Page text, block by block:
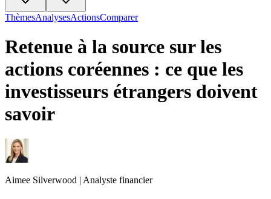
ThèmesAnalysesActionsComparer
Retenue à la source sur les
actions coréennes : ce que les
investisseurs étrangers doivent
savoir
Aimee Silverwood | Analyste financier